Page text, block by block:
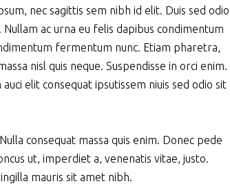
nec sagittis sem nibh id elit. Duis sed odio
ac urna eu felis dapibus condimentum
fermentum nunc. Etiam pharetra,
nisl quis neque. Suspendisse in orci enim.
elit consequat ipsutissem niuis sed odio sit
consequat massa quis enim. Donec pede
ut, imperdiet a, venenatis vitae, justo.
mauris sit amet nibh.